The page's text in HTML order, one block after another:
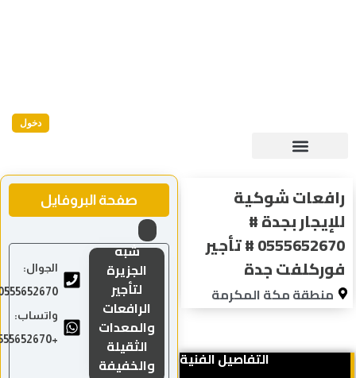
دخول
شوكية
بجدة #
0555652670 # تأجير
جدة
منطقة مكة المكرمة
التفاصيل الفنية
صفحة البروفايل
شبه
الجزيرة
لتأجير
الرافعات
والمعدات
الثقيلة
والخفيفة
الجوال:
0555652670
واتساب:
+966555652670